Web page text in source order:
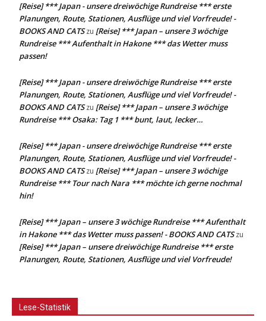
[Reise] *** Japan - unsere dreiwöchige Rundreise *** erste
Planungen, Route, Stationen, Ausflüge und viel Vorfreude! -
BOOKS AND CATSzu [Reise] *** Japan – unsere 3 wöchige
Rundreise *** Aufenthalt in Hakone *** das Wetter muss
passen!
[Reise] *** Japan - unsere dreiwöchige Rundreise *** erste
Planungen, Route, Stationen, Ausflüge und viel Vorfreude! -
BOOKS AND CATSzu [Reise] *** Japan – unsere 3 wöchige
Rundreise *** Osaka: Tag 1 *** bunt, laut, lecker…
[Reise] *** Japan - unsere dreiwöchige Rundreise *** erste
Planungen, Route, Stationen, Ausflüge und viel Vorfreude! -
BOOKS AND CATSzu [Reise] *** Japan – unsere 3 wöchige
Rundreise *** Tour nach Nara *** möchte ich gerne nochmal
hin!
[Reise] *** Japan – unsere 3 wöchige Rundreise *** Aufenthalt
in Hakone *** das Wetter muss passen! - BOOKS AND CATSzu
[Reise] *** Japan – unsere dreiwöchige Rundreise *** erste
Planungen, Route, Stationen, Ausflüge und viel Vorfreude!
Lese-Statistik